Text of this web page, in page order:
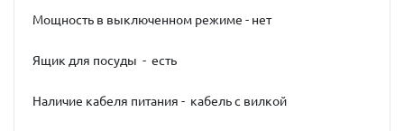
Мощность в выключенном режиме - нет
Ящик для посуды - есть
Наличие кабеля питания - кабель с вилкой